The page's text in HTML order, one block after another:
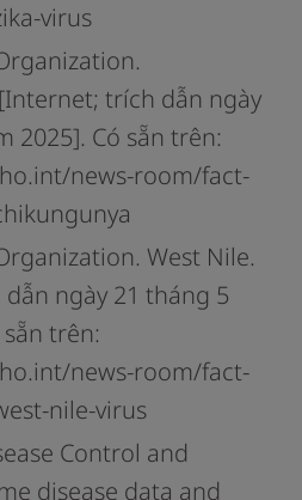
virus
trích dẫn ngày
2025]. Có sẵn trên:
news-room/fact-
West Nile.
ngày 21 tháng 5
trên:
news-room/fact-
nile-virus
Control and
disease data and